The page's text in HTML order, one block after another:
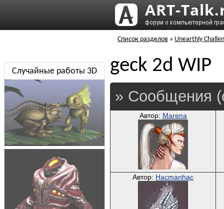
Список разделов » Unearthly
geck 2d WIP
» Сообщения
Автор: Marena
Автор: Hacmanhac
Случайные работы 3D